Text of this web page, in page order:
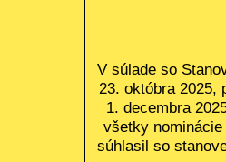
V súlade so
23. októbra 2025,
1. decembra
všetky
súhlasil so